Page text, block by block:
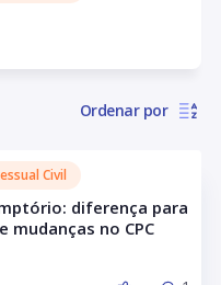
Ordenar por
Civil
diferença para
mudanças no CPC